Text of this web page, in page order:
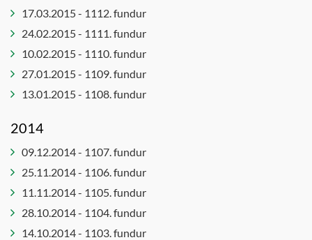
17.03.2015 - 1112. fundur
24.02.2015 - 1111. fundur
10.02.2015 - 1110. fundur
27.01.2015 - 1109. fundur
13.01.2015 - 1108. fundur
2014
09.12.2014 - 1107. fundur
25.11.2014 - 1106. fundur
11.11.2014 - 1105. fundur
28.10.2014 - 1104. fundur
14.10.2014 - 1103. fundur